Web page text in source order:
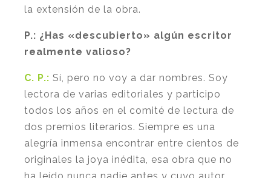
la extensión de la obra.
P.: ¿Has «descubierto» algún escritor
realmente valioso?
C. P.: Sí, pero no voy a dar nombres. Soy
lectora de varias editoriales y participo
todos los años en el comité de lectura de
dos premios literarios. Siempre es una
alegría inmensa encontrar entre cientos de
originales la joya inédita, esa obra que no